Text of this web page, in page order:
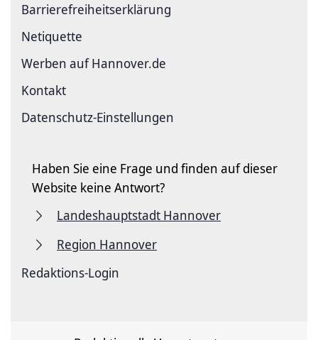
Barriere­freiheits­erklärung
Netiquette
Werben auf Hannover.de
Kontakt
Datenschutz-Einstellungen
Haben Sie eine Frage und finden auf dieser
Website keine Antwort?
Landeshauptstadt Hannover
Region Hannover
Redaktions-Login